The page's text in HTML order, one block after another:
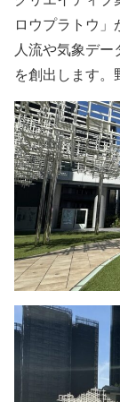
ロウプラトウ」
人流や気象デー
を創出します。